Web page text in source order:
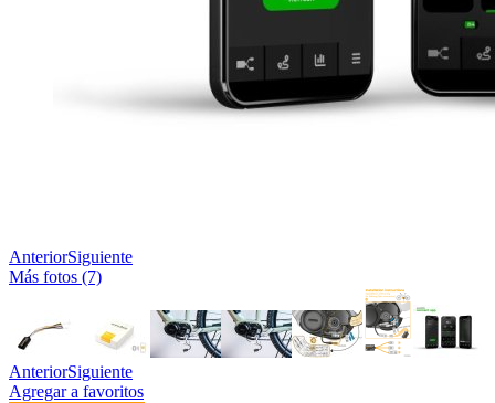
AnteriorSiguiente
Más fotos (7)
AnteriorSiguiente
Agregar a favoritos